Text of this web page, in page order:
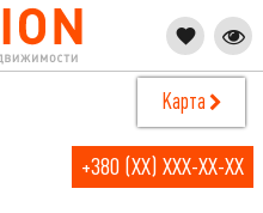
Карта
+380 (XX) XXX-XX-XX